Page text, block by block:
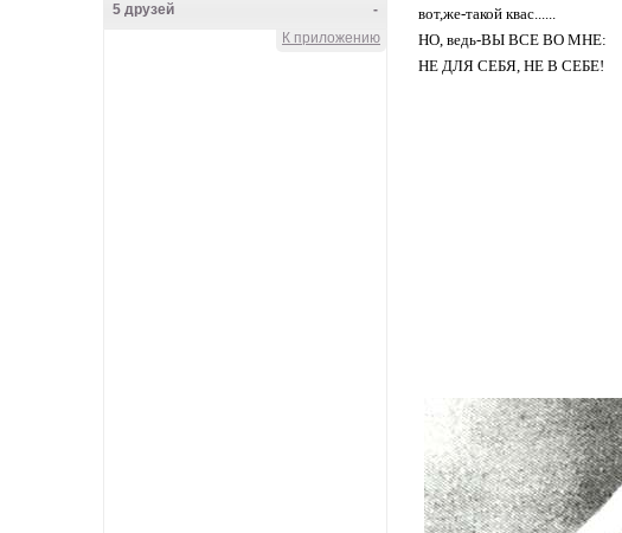
-
5 друзей
К приложению
Knyazeva_Lena
VALKOINEN
вот,же-такой квас......
НО, ведь-ВЫ ВСЕ ВО МНЕ:
НЕ ДЛЯ СЕБЯ, НЕ В СЕБЕ!